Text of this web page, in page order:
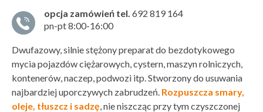
opcja zamówień tel. 692 819 164
pn-pt 8:00-16:00
Dwufazowy, silnie stężony preparat do bezdotykowego
mycia pojazdów ciężarowych, cystern, maszyn rolniczych,
kontenerów, naczep, podwozi itp. Stworzony do usuwania
najbardziej uporczywych zabrudzeń. Rozpuszcza smary,
oleje, tłuszcz i sadzę , nie niszcząc przy tym czyszczonej